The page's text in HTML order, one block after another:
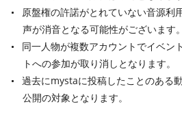
原盤権の許諾がとれていない音源利
声が消音となる可能性がございます。
同一人物が複数アカウントでイベン
トへの参加が取り消しとなります。
過去にmystaに投稿したことのある
公開の対象となります。